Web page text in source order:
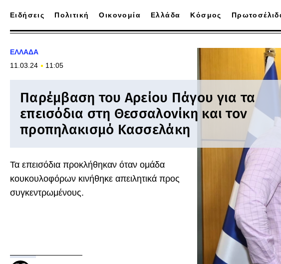
Ειδήσεις Πολιτική Οικονομία Ελλάδα Κόσμος
ΕΛΛΑΔΑ
11.03.24
11:05
Παρέμβαση του Αρείου Πάγου για τα
επεισόδια στη Θεσσαλονίκη και τον
προπηλακισμό Κασσελάκη
Τα επεισόδια προκλήθηκαν όταν ομάδα
κουκουλοφόρων κινήθηκε απειλητικά προς
συγκεντρωμένους.